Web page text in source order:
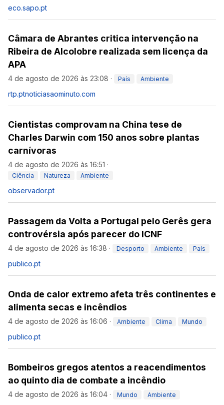
eco.sapo.pt
Câmara de Abrantes critica intervenção na
Ribeira de Alcolobre realizada sem licença da
APA
4 de agosto de 2026 às 23:08 · País Ambiente
rtp.ptnoticiasaominuto.com
Cientistas comprovam na China tese de
Charles Darwin com 150 anos sobre plantas
carnívoras
4 de agosto de 2026 às 16:51 ·
Ciência Natureza Ambiente
observador.pt
Passagem da Volta a Portugal pelo Gerês gera
controvérsia após parecer do ICNF
4 de agosto de 2026 às 16:38 · Desporto Ambiente País
publico.pt
Onda de calor extremo afeta três continentes e
alimenta secas e incêndios
4 de agosto de 2026 às 16:06 · Ambiente Clima Mundo
publico.pt
Bombeiros gregos atentos a reacendimentos
ao quinto dia de combate a incêndio
4 de agosto de 2026 às 16:04 · Mundo Ambiente